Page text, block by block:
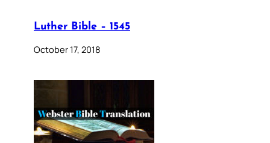
Luther Bible – 1545
October 17, 2018